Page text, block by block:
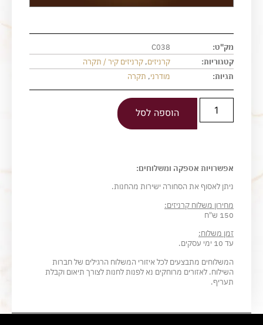
מק"ט:
C038
קטגוריות:
קרניזים, קרניזים קיר / תקרה
תגיות:
מודרני, תקרה
הוספה לסל
אפשרויות אספקה ומשלוחים:
ניתן לאסוף את הסחורה ישירות מהחנות.
מחירון משלוח קרניזים:
150 ש"ח
זמן משלוח:
עד 10 ימי עסקים.
המשלוחים מתבצעים לכל איזורי המשלוח הרגילים של חברות
השילוח. לאזורים מרוחקים נא לפנות לחנות לצורך תיאום וקבלת
תעריף.